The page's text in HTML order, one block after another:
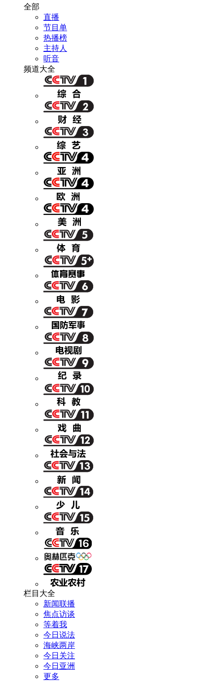
全部
直播
节目单
热播榜
主持人
听音
频道大全
栏目大全
新闻联播
焦点访谈
等着我
今日说法
海峡两岸
今日关注
今日亚洲
更多